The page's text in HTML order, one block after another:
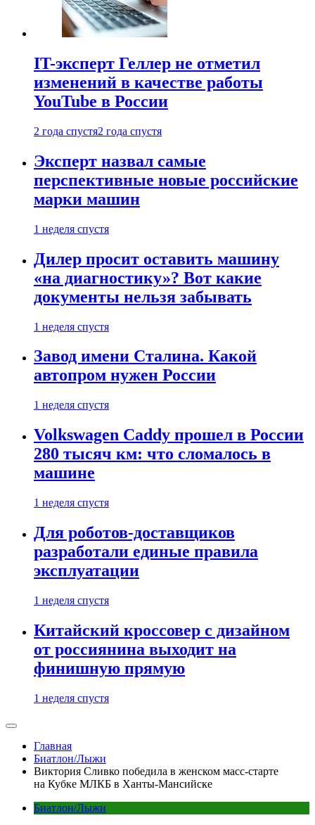
IT-эксперт Геллер не отметил
изменений в качестве работы
YouTube в России
2 года спустя2 года спустя
Эксперт назвал самые
перспективные новые российские
марки машин
1 неделя спустя
Дилер просит оставить машину
«на диагностику»? Вот какие
документы нельзя забывать
1 неделя спустя
Завод имени Сталина. Какой
автопром нужен России
1 неделя спустя
Volkswagen Caddy прошел в России
280 тысяч км: что сломалось в
машине
1 неделя спустя
Для роботов-доставщиков
разработали единые правила
эксплуатации
1 неделя спустя
Китайский кроссовер с дизайном
от россиянина выходит на
финишную прямую
1 неделя спустя
Главная
Биатлон/Лыжи
Виктория Сливко победила в женском масс-старте
на Кубке МЛКБ в Ханты-Мансийске
Биатлон/Лыжи